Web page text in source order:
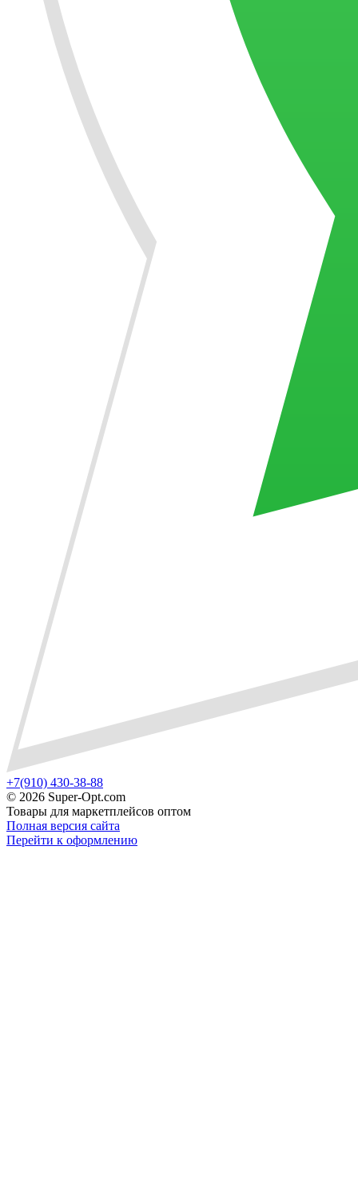
+7(910) 430-38-88
© 2026 Super-Opt.com
Товары для маркетплейсов оптом
Полная версия сайта
Перейти к оформлению